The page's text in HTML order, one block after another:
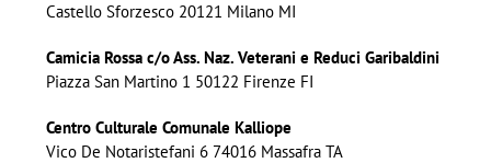
Castello Sforzesco 20121 Milano MI
Camicia Rossa c/o Ass. Naz. Veterani e Reduci Garibaldini
Piazza San Martino 1 50122 Firenze FI
Centro Culturale Comunale Kalliope
Vico De Notaristefani 6 74016 Massafra TA